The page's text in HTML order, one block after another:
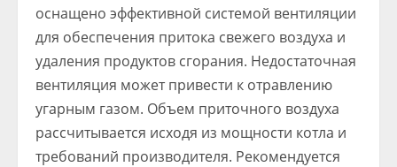
оснащено эффективной системой вентиляции
для обеспечения притока свежего воздуха и
удаления продуктов сгорания. Недостаточная
вентиляция может привести к отравлению
угарным газом. Объем приточного воздуха
рассчитывается исходя из мощности котла и
требований производителя. Рекомендуется